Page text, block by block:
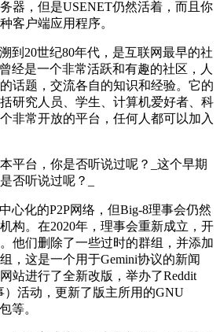
器，但是USENET仍然活着，而且你
客户端应用程序。
到20世纪80年代，是互联网最早的社
经是一个非常活跃和有趣的社区，人
话题，交流各自的知识和经验。它的
研究人员、学生、计算机爱好者、科
非常开放的平台，任何人都可以加入
心化的P2P网络，但Big-8理事会仍然
构。在2020年，理事会重新成立，开
他们删除了一些过时的群组，并添加
，这是一个用于Gemini协议的新闻
站进行了全新改版，举办了Reddit
活动，更新了版主所用的GNU
等。